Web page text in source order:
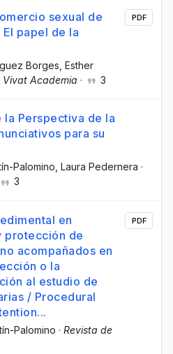
sexual de
papel de la
Borges , Esther
Vivat Academia · 3
PDF
la Perspectiva de la
para su
Palomino, Laura Pedernera ·
3
en
protección de
acompañados en
o la
al estudio de
/ Procedural
Palomino · Revista de
PDF